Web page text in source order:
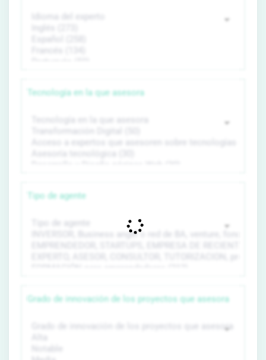
Tecnología en la que asesora
Tipo de agente
Grado de innovación de los proyectos que asesora